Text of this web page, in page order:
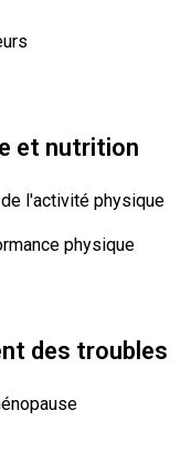
et nutrition
l'activité physique
physique
des troubles